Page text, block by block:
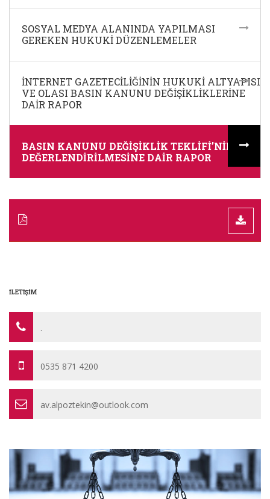
SOSYAL MEDYA ALANINDA YAPILMASI
GEREKEN HUKUKI DÜZENLEMELER
İNTERNET GAZETECILIĞININ HUKUKI ALTYAPISI
VE OLASI BASIN KANUNU DEĞIŞIKLIKLERINE
DAIR RAPOR
BASIN KANUNU DEĞİŞİKLİK TEKLİFİ’NİN
DEĞERLENDİRİLMESİNE DAİR RAPOR
İLETIŞIM
.
0535 871 4200
av.alpoztekin@outlook.com